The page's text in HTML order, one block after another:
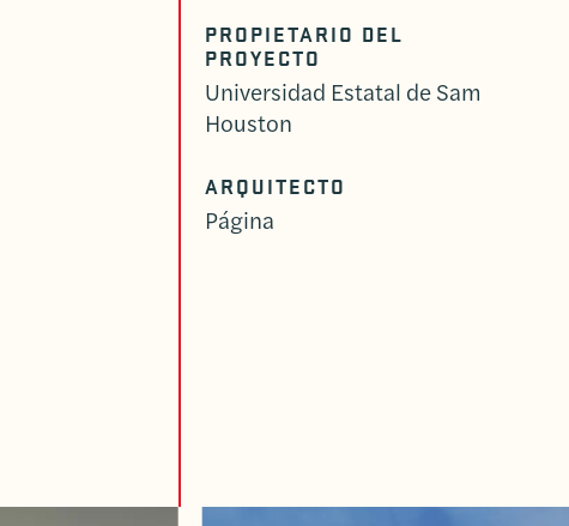
PROPIETARIO DEL
PROYECTO
Universidad Estatal de Sam
Houston
ARQUITECTO
Página